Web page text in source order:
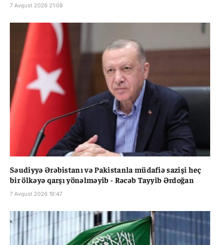
7 Avqust 2026 21:08
Səudiyyə Ərəbistanı və Pakistanla müdafiə sazişi heç
bir ölkəyə qarşı yönəlməyib - Rəcəb Tayyib Ərdoğan
7 Avqust 2026 19:47